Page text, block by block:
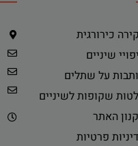
כירורגית
שיניים
על שתלים
שקופות לשיניים
האתר
פרטיות